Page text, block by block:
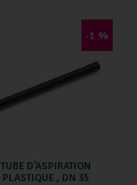
-1 %
TUBE D’ASPIRATION
PLASTIQUE , DN 35